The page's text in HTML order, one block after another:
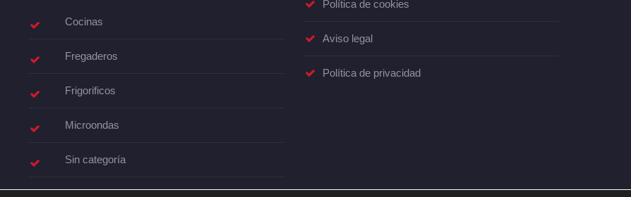
Cocinas
Fregaderos
Frigorificos
Microondas
Sin categoría
Termo
Política de cookies
Aviso legal
Política de privacidad